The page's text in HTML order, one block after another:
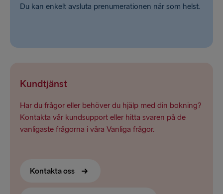
Du kan enkelt avsluta prenumerationen när som helst.
Kundtjänst
Har du frågor eller behöver du hjälp med din bokning?
Kontakta vår kundsupport eller hitta svaren på de
vanligaste frågorna i våra Vanliga frågor.
Kontakta oss